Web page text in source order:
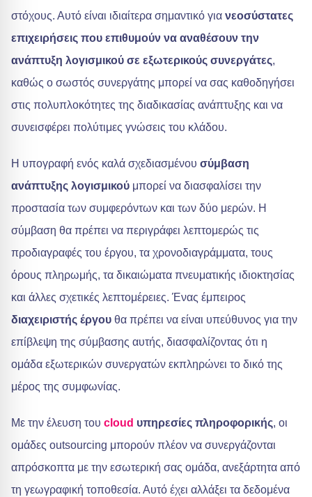
στόχους. Αυτό είναι ιδιαίτερα σημαντικό για νεοσύστατες
επιχειρήσεις που επιθυμούν να αναθέσουν την
ανάπτυξη λογισμικού σε εξωτερικούς συνεργάτες,
καθώς ο σωστός συνεργάτης μπορεί να σας καθοδηγήσει
στις πολυπλοκότητες της διαδικασίας ανάπτυξης και να
συνεισφέρει πολύτιμες γνώσεις του κλάδου.
Η υπογραφή ενός καλά σχεδιασμένου σύμβαση
ανάπτυξης λογισμικού μπορεί να διασφαλίσει την
προστασία των συμφερόντων και των δύο μερών. Η
σύμβαση θα πρέπει να περιγράφει λεπτομερώς τις
προδιαγραφές του έργου, τα χρονοδιαγράμματα, τους
όρους πληρωμής, τα δικαιώματα πνευματικής ιδιοκτησίας
και άλλες σχετικές λεπτομέρειες. Ένας έμπειρος
διαχειριστής έργου θα πρέπει να είναι υπεύθυνος για την
επίβλεψη της σύμβασης αυτής, διασφαλίζοντας ότι η
ομάδα εξωτερικών συνεργατών εκπληρώνει το δικό της
μέρος της συμφωνίας.
Με την έλευση του cloud υπηρεσίες πληροφορικής, οι
ομάδες outsourcing μπορούν πλέον να συνεργάζονται
απρόσκοπτα με την εσωτερική σας ομάδα, ανεξάρτητα από
τη γεωγραφική τοποθεσία. Αυτό έχει αλλάξει τα δεδομένα